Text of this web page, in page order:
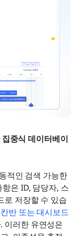
중식 데이터베이
적인 검색 가능한
은 ID, 담당자, 스
로 저장할 수 있습
반 또는 대시보드
이러한 유연성은